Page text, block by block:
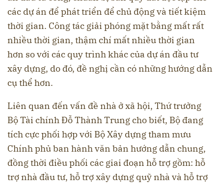
các dự án để phát triển để chủ động và tiết kiệm
thời gian. Công tác giải phóng mặt bằng mất rất
nhiều thời gian, thậm chí mất nhiều thời gian
hơn so với các quy trình khác của dự án đầu tư
xây dựng, do đó, đề nghị cần có những hướng dẫn
cụ thể hơn.
Liên quan đến vấn đề nhà ở xã hội, Thứ trưởng
Bộ Tài chính Đỗ Thành Trung cho biết, Bộ đang
tích cực phối hợp với Bộ Xây dựng tham mưu
Chính phủ ban hành văn bản hướng dẫn chung,
đồng thời điều phối các giai đoạn hỗ trợ gồm: hỗ
trợ nhà đầu tư, hỗ trợ xây dựng quỹ nhà và hỗ trợ